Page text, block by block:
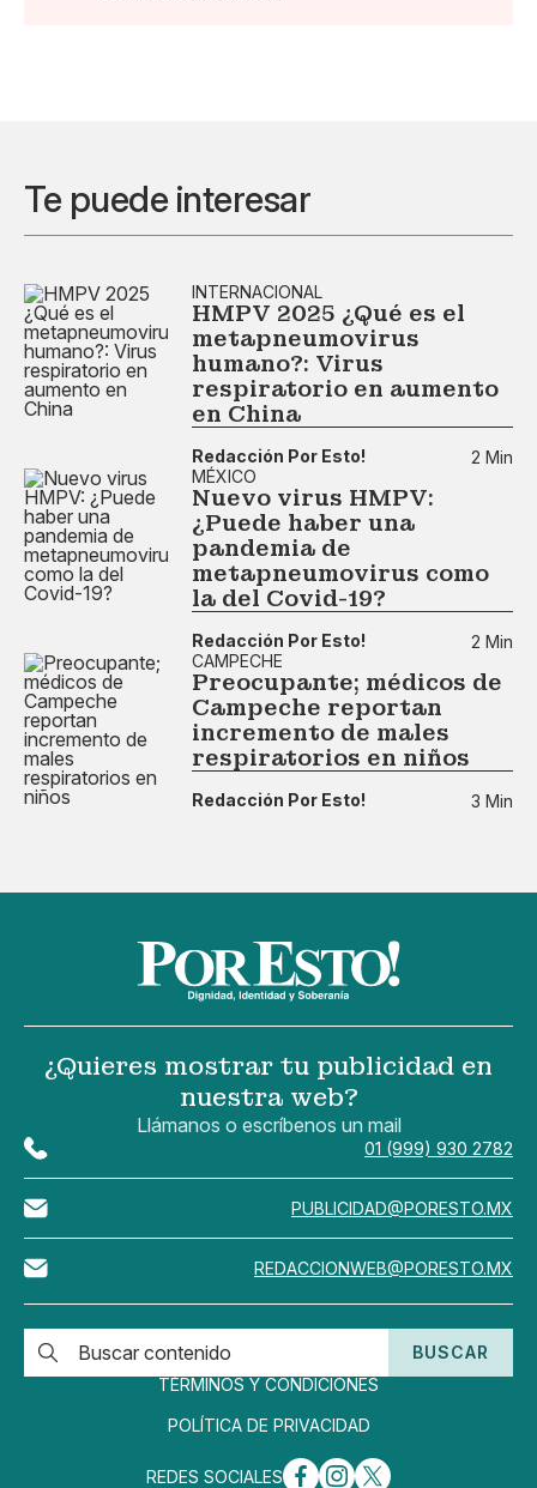
Te puede interesar
INTERNACIONAL
HMPV 2025 ¿Qué es el
metapneumovirus
humano?: Virus
respiratorio en aumento
en China
Redacción Por Esto!
2 Min
MÉXICO
Nuevo virus HMPV:
¿Puede haber una
pandemia de
metapneumovirus como
la del Covid-19?
Redacción Por Esto!
2 Min
CAMPECHE
Preocupante; médicos de
Campeche reportan
incremento de males
respiratorios en niños
Redacción Por Esto! 3 Min
¿Quieres mostrar tu publicidad en
nuestra web?
Llámanos o escríbenos un mail
01 (999) 930 2782
PUBLICIDAD@PORESTO.MX
REDACCIONWEB@PORESTO.MX
BUSCAR
TÉRMINOS Y CONDICIONES
POLÍTICA DE PRIVACIDAD
REDES SOCIALES